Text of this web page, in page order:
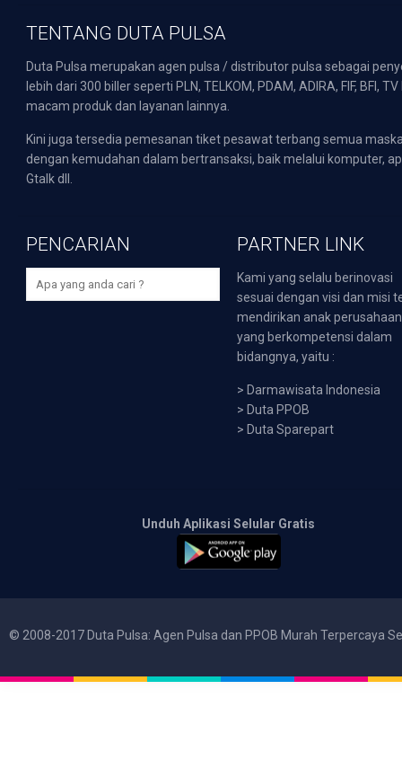
TENTANG DUTA PULSA
Duta Pulsa merupakan agen pulsa / distributor pulsa sebagai
lebih dari 300 biller seperti PLN, TELKOM, PDAM, ADIRA, FIF,
macam produk dan layanan lainnya.
Kini juga tersedia pemesanan tiket pesawat terbang semua
dengan kemudahan dalam bertransaksi, baik melalui komputer,
Gtalk dll.
PENCARIAN PARTNER LINK
Kami yang selalu berinovasi
sesuai dengan visi dan misi
mendirikan anak perusahaan
yang berkompetensi dalam
bidangnya, yaitu :
> Darmawisata Indonesia
> Duta PPOB
> Duta Sparepart
Unduh Aplikasi Selular Gratis
© 2008-2017 Duta Pulsa: Agen Pulsa dan PPOB Murah Terpercaya